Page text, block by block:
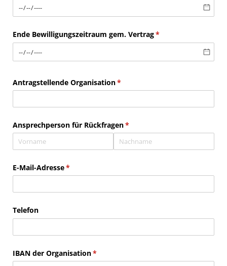
Ende Bewilligungszeitraum gem. Vertrag*
(erforderlich)
Antragstellende Organisation*
(erforderlich)
Ansprechperson für Rückfragen*
(erforderlich)
E-Mail-Adresse*
(erforderlich)
Telefon
IBAN der Organisation*
(erforderlich)